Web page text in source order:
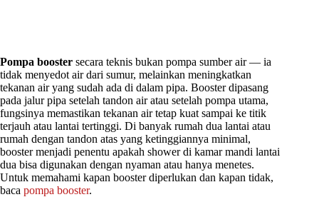
Pompa booster secara teknis bukan pompa sumber air — ia
tidak menyedot air dari sumur, melainkan meningkatkan
tekanan air yang sudah ada di dalam pipa. Booster dipasang
pada jalur pipa setelah tandon air atau setelah pompa utama,
fungsinya memastikan tekanan air tetap kuat sampai ke titik
terjauh atau lantai tertinggi. Di banyak rumah dua lantai atau
rumah dengan tandon atas yang ketinggiannya minimal,
booster menjadi penentu apakah shower di kamar mandi lantai
dua bisa digunakan dengan nyaman atau hanya menetes.
Untuk memahami kapan booster diperlukan dan kapan tidak,
baca pompa booster.